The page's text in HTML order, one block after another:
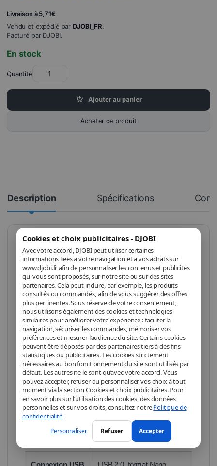
Cookies et choix publicitaires - DJOBI
Avec votre accord, DJOBI peut utiliser certaines
informations liées à votre navigation et à vos achats sur
www.djobi.fr afin de personnaliser les contenus et publicités
qui vous sont proposés, sur notre site ou sur des sites
partenaires. Cela peut inclure, par exemple, les produits
consultés ou commandés, afin de vous suggérer des offres
plus pertinentes. Sous réserve de votre consentement,
nous utilisons également des cookies et technologies
similaires pour améliorer votre expérience : faciliter la
navigation, sécuriser les commandes, mémoriser vos
préférences et mesurer l’audience du site. Certains cookies
peuvent être déposés par des partenaires tiers à des fins
statistiques ou publicitaires. Les cookies strictement
nécessaires au bon fonctionnement du site sont utilisés par
défaut. Les autres ne le sont qu’avec votre accord. Vous
pouvez accepter, refuser ou personnaliser vos choix à tout
moment via la section Cookies et choix publicitaires. Pour
en savoir plus sur l’utilisation des cookies, des données
personnelles et sur vos droits, consultez notrePolitique de
confidentialité.
Personnaliser Refuser Accepter
Livraison à 5,71€
Vendu et expédié parDJOBI_FR.
Facturé par DJOBI.
En stock
Quantité
Ajouter au panier
Acheter ce produit
Description Spécifications
TP-Link Adaptateur USB
Bluetooth 5.0 Nano
(UB500)
Marque TP-Link
Modèle UB500
Technologie
Bluetooth
Bluetooth 5.0
(rétrocompatible avec
4.0/3.0/2.1/2.0/1.1)
Compatibilité
Windows 11, 10, 8.1, 7
(pilote requis pour Windows
Connexion USB USB 2.0, format Nano